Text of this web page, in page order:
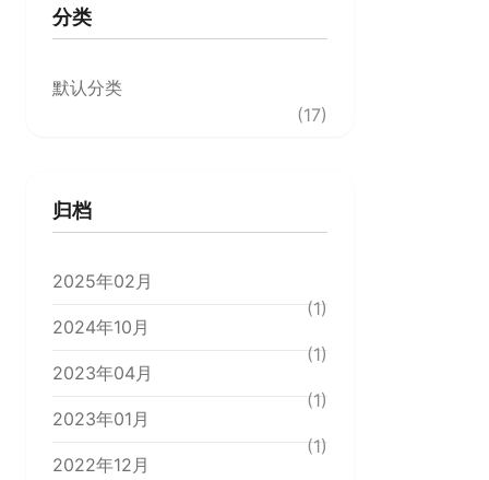
分类
默认分类
(17)
归档
2025年02月
(1)
2024年10月
(1)
2023年04月
(1)
2023年01月
(1)
2022年12月